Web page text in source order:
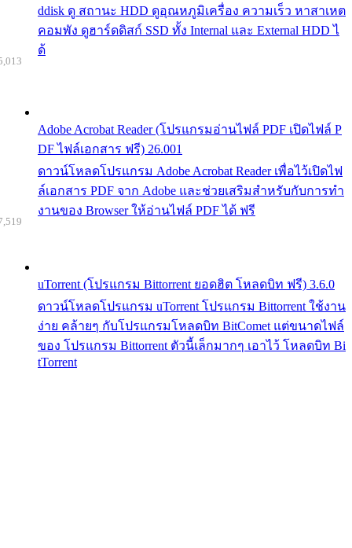
ddisk ดู สถานะ HDD ดูอุณหภูมิเครื่อง ความเร็ว หาสาเหต
คอมพัง ดูฮาร์ดดิสก์ SSD ทั้ง Internal และ External HDD ไ
ด้
Adobe Acrobat Reader (โปรแกรมอ่านไฟล์ PDF เปิดไฟล์ P
DF ไฟล์เอกสาร ฟรี) 26.001
ดาวน์โหลดโปรแกรม Adobe Acrobat Reader เพื่อไว้เปิดไฟ
ล์เอกสาร PDF จาก Adobe และช่วยเสริมสำหรับกับการทำ
งานของ Browser ให้อ่านไฟล์ PDF ได้ ฟรี
uTorrent (โปรแกรม Bittorrent ยอดฮิต โหลดบิท ฟรี) 3.6.0
ดาวน์โหลดโปรแกรม uTorrent โปรแกรม Bittorrent ใช้งาน
ง่าย คล้ายๆ กับโปรแกรมโหลดบิท BitComet แต่ขนาดไฟล์
ของ โปรแกรม Bittorrent ตัวนี้เล็กมากๆ เอาไว้ โหลดบิท Bi
tTorrent